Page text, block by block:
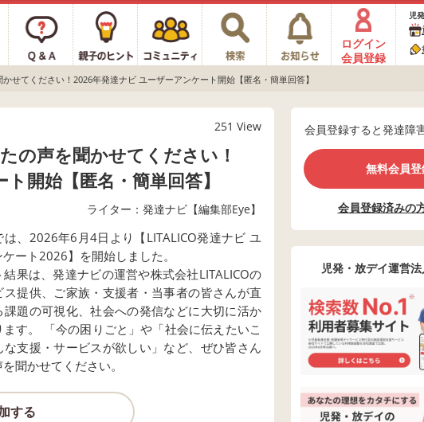
ログイン
会員登録
児
せてください！2026年発達ナビ ユーザーアンケート開始【匿名・簡単回答】
251 View
の声を聞かせてください！
開始【匿名・簡単回答】
ライター：発達ナビ【編集部Eye】
は、2026年6月4日より【LITALICO発達ナビ ユ
ート2026】を開始しました。
結果は、発達ナビの運営や株式会社LITALICOの
ス提供、ご家族・支援者・当事者の皆さんが直
課題の可視化、社会への発信などに大切に活か
ます。 「今の困りごと」や「社会に伝えたいこ
な支援・サービスが欲しい」など、ぜひ皆さん
聞かせてください。
する
会員登録すると発達障
無料会員
会員登録済みの
児発・放デイ運営